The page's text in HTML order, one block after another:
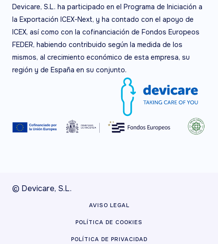
Devicare, S.L. ha participado en el Programa de Iniciación a
la Exportación ICEX-Next, y ha contado con el apoyo de
ICEX, así como con la cofinanciación de Fondos Europeos
FEDER, habiendo contribuido según la medida de los
mismos, al crecimiento económico de esta empresa, su
región y de España en su conjunto.
© Devicare, S.L.
AVISO LEGAL
POLÍTICA DE COOKIES
POLÍTICA DE PRIVACIDAD